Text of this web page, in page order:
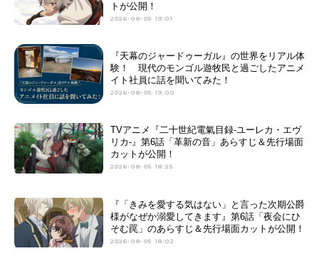
2.5次元 配信・Vtuber
最新記事一覧
アニメ記事一覧 声優記事一覧
アニメ映画一覧
今期アニメ曜日別一覧
春アニメ
秋アニメ
男性声優/女性声優一覧
トが公開！
2026-08-05 19:01
『天幕のジャードゥーガル』の世界をリアル体
験！ 現代のモンゴル遊牧民と過ごしたアニメ
イト社員に話を聞いてみた！
2026-08-05 19:00
TVアニメ『二十世紀電氣目録-ユーレカ・エヴ
リカ-』第6話「革新の音」あらすじ＆先行場面
カットが公開！
2026-08-05 18:25
『「きみを愛する気はない」と言った次期公爵
様がなぜか溺愛してきます』第6話「夜会にひ
そむ罠」のあらすじ＆先行場面カットが公開！
2026-08-05 18:02